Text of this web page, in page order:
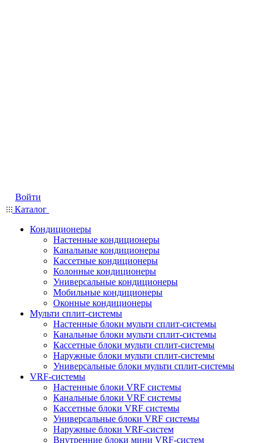
Войти
Каталог
Кондиционеры
Настенные кондиционеры
Канальные кондиционеры
Кассетные кондиционеры
Колонные кондиционеры
Универсальные кондиционеры
Мобильные кондиционеры
Оконные кондиционеры
Мульти сплит-системы
Настенные блоки мульти сплит-системы
Канальные блоки мульти сплит-системы
Кассетные блоки мульти сплит-системы
Наружные блоки мульти сплит-системы
Универсальные блоки мульти сплит-системы
VRF-системы
Настенные блоки VRF системы
Канальные блоки VRF системы
Кассетные блоки VRF системы
Универсальные блоки VRF системы
Наружные блоки VRF-систем
Внутренние блоки мини VRF-систем